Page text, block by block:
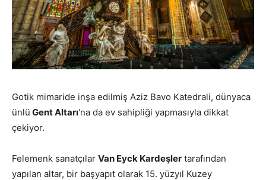
Gotik mimaride inşa edilmiş Aziz Bavo Katedrali, dünyaca
ünlü Gent Altarı‘na da ev sahipliği yapmasıyla dikkat
çekiyor.
Felemenk sanatçılar Van Eyck Kardeşler tarafından
yapılan altar, bir başyapıt olarak 15. yüzyıl Kuzey